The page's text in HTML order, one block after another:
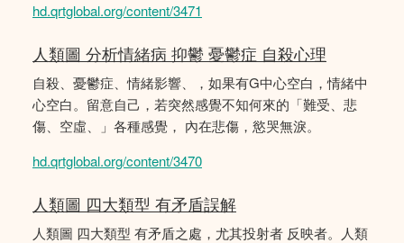
hd.qrtglobal.org/content/3471
人類圖 分析情緒病 抑鬱 憂鬱症 自殺心理
自殺、憂鬱症、情緒影響、，如果有G中心空白，情緒中
心空白。留意自己，若突然感覺不知何來的「難受、悲
傷、空虛、」各種感覺， 內在悲傷，慾哭無淚。
hd.qrtglobal.org/content/3470
人類圖 四大類型 有矛盾誤解
人類圖 四大類型 有矛盾之處，尤其投射者 反映者。人類